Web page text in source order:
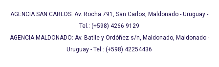
AGENCIA SAN CARLOS: Av. Rocha 791, San Carlos, Maldonado - Uruguay -
Tel.: (+598) 4266 9129
AGENCIA MALDONADO: Av. Batlle y Ordóñez s/n, Maldonado, Maldonado -
Uruguay - Tel.: (+598) 42254436